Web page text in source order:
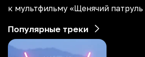
к мультфильму «Щенячий патруль
Популярные треки